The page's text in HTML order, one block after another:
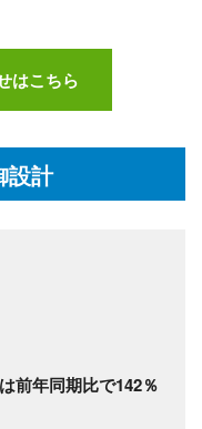
はこちら
設計
前年同期比で142％